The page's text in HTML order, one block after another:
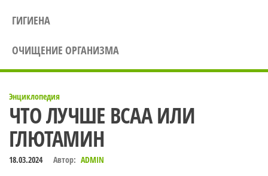
ГИГИЕНА
ОЧИЩЕНИЕ ОРГАНИЗМА
Энциклопедия
ЧТО ЛУЧШЕ BCAA ИЛИ
ГЛЮТАМИН
18.03.2024 Автор: ADMIN